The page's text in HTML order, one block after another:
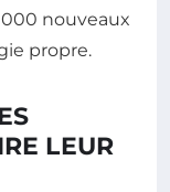
nouveaux
propre.
LEUR